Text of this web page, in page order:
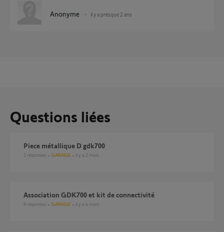
Anonyme il y a presque 2 ans
Questions liées
Piece métallique D gdk700
2 réponses GARAGE il y a 2 mois
Association GDK700 et kit de connectivité
8 réponses GARAGE il y a 4 mois